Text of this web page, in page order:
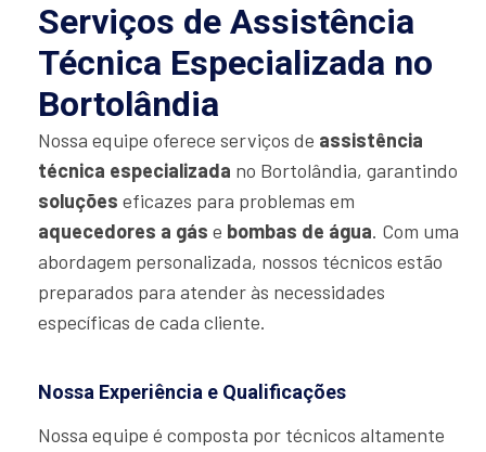
Serviços de Assistência
Técnica Especializada no
Bortolândia
Nossa equipe oferece serviços de assistência
técnica especializada no Bortolândia, garantindo
soluções eficazes para problemas em
aquecedores a gás e bombas de água. Com uma
abordagem personalizada, nossos técnicos estão
preparados para atender às necessidades
específicas de cada cliente.
Nossa Experiência e Qualificações
Nossa equipe é composta por técnicos altamente